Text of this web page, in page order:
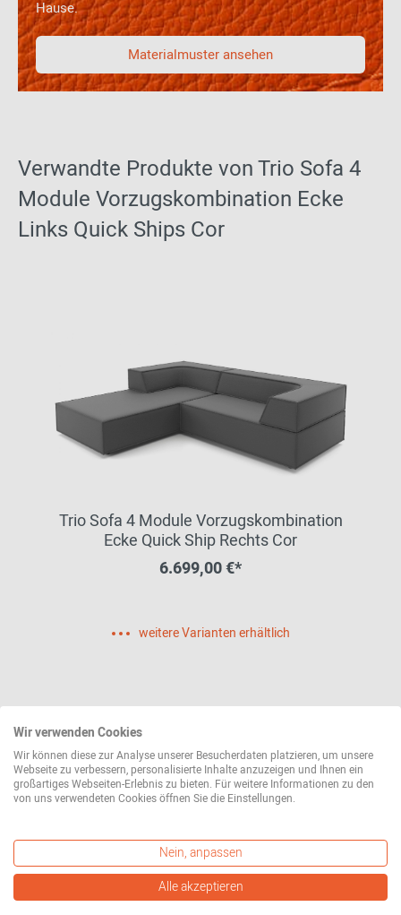
Bezugsmaterial. Sitzspiegel sind kein Qualitätsmangel und lassen
sich material- und modellbedingt nicht völlig ausschließen.
Hause.
Materialmuster ansehen
Verwandte Produkte von Trio Sofa 4
Module Vorzugskombination Ecke
Links Quick Ships Cor
Trio Sofa 4 Module Vorzugskombination
Ecke Quick Ship Rechts Cor
6.699,00 €*
weitere Varianten erhältlich
Wir verwenden Cookies
Wir können diese zur Analyse unserer Besucherdaten platzieren, um unsere
Webseite zu verbessern, personalisierte Inhalte anzuzeigen und Ihnen ein
großartiges Webseiten-Erlebnis zu bieten. Für weitere Informationen zu den
von uns verwendeten Cookies öffnen Sie die Einstellungen.
Nein, anpassen
Alle akzeptieren